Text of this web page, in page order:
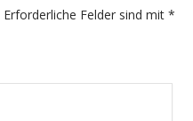
Erforderliche Felder sind mit *